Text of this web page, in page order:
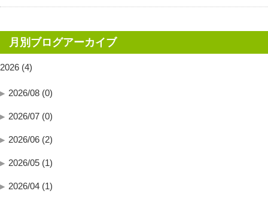
月別ブログアーカイブ
2026 (4)
2026/08 (0)
2026/07 (0)
2026/06 (2)
2026/05 (1)
2026/04 (1)